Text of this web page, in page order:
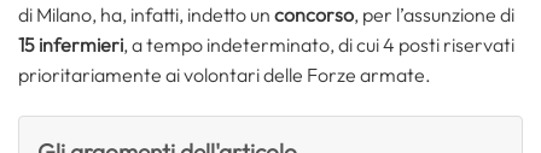
di Milano, ha, infatti, indetto un concorso, per l’assunzione di
15 infermieri, a tempo indeterminato, di cui 4 posti riservati
prioritariamente ai volontari delle Forze armate.